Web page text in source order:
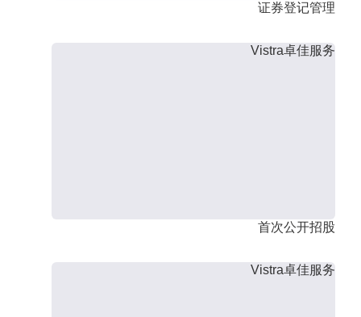
证券登记管理
Vistra卓佳服务
首次公开招股
Vistra卓佳服务